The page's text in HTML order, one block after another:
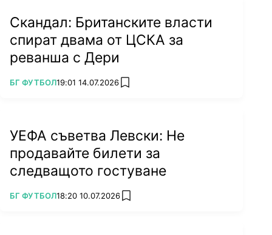
Скандал: Британските власти
спират двама от ЦСКА за
реванша с Дери
ПОВЕЧЕ ОТ
БГ ФУТБОЛ19:01 14.07.2026 add favorites
УЕФА съветва Левски: Не
продавайте билети за
следващото гостуване
ПОВЕЧЕ ОТ
БГ ФУТБОЛ18:20 10.07.2026 add favorites